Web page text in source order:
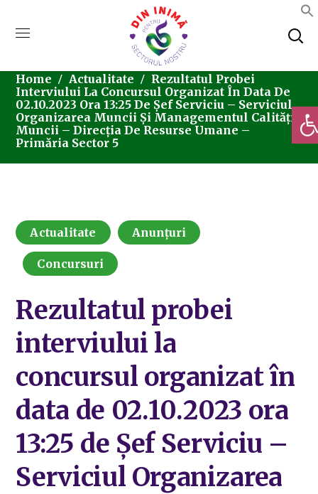
Home Actualitate
Rezultatul Probei
Interviului La Concursul Organizat În Data De
02.10.2023 Ora 13:25 De Șef Serviciu – Serviciul
Organizarea Muncii Și Managementul Calității
Muncii – Direcția De Resurse Umane –
Primăria Sector 5
Actualitate Anunțuri
Concursuri
Rezultatul probei
interviului la
concursul organizat în
data de 02.10.2023 ora
13:25 de Șef Serviciu –
Serviciul Organizarea